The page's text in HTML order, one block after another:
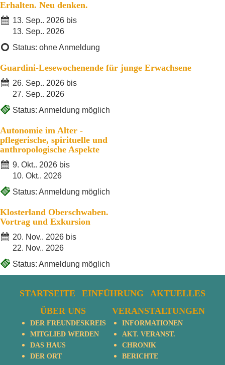
Erhalten. Neu denken.
13. Sep.. 2026 bis
13. Sep.. 2026
Status: ohne Anmeldung
Guardini-Lesewochenende für junge Erwachsene
26. Sep.. 2026 bis
27. Sep.. 2026
Status: Anmeldung möglich
Autonomie im Alter -
pflegerische, spirituelle und
anthropologische Aspekte
9. Okt.. 2026 bis
10. Okt.. 2026
Status: Anmeldung möglich
Klosterland Oberschwaben.
Vortrag und Exkursion
20. Nov.. 2026 bis
22. Nov.. 2026
Status: Anmeldung möglich
STARTSEITE EINFÜHRUNG
AKTUELLES
ÜBER UNS
DER FREUNDESKREIS
MITGLIED WERDEN
DAS HAUS
DER ORT
VERANSTALTUNGEN
INFORMATIONEN
AKT. VERANST.
CHRONIK
BERICHTE